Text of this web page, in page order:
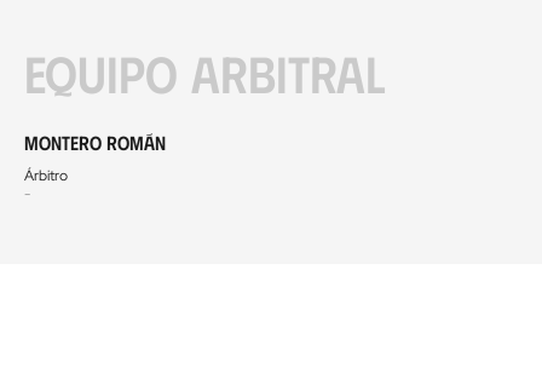
Equipo arbitral
Montero Román
Árbitro
-